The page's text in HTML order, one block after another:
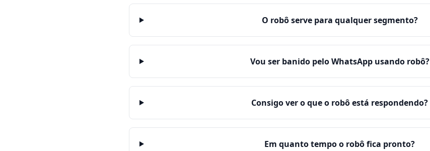
O robô serve para qualquer segmento?
Vou ser banido pelo WhatsApp usando robô?
Consigo ver o que o robô está respondendo?
Em quanto tempo o robô fica pronto?